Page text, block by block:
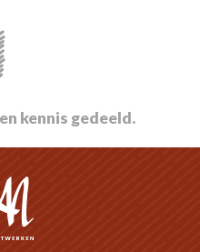
kennis gedeeld.